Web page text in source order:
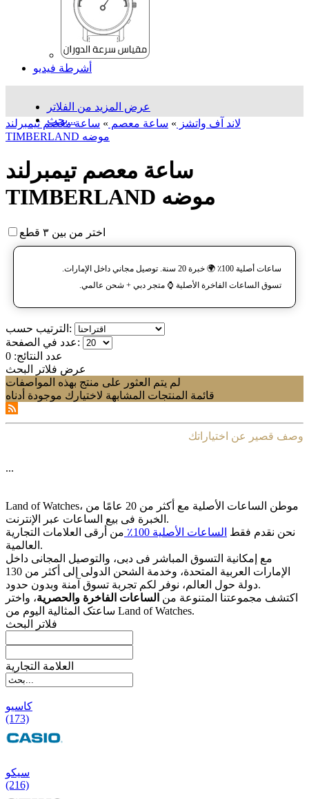
أشرطة فيديو
عرض المزيد من الفلاتر
بحث...
لاند آف واتشز » ساعة معصم » ساعة معصم تیمبرلند
TIMBERLAND موضه
ساعة معصم تیمبرلند
TIMBERLAND موضه
اختر من بين ٣ قطع
ساعات أصلية 100٪ 🌍 خبرة 20 سنة. توصيل مجاني داخل الإمارات.
تسوق الساعات الفاخرة الأصلية ⌚️ متجر دبي + شحن عالمي.
الترتيب حسب:
عدد في الصفحة:
عدد النتائج: 0
عرض فلاتر البحث
لم يتم العثور على منتج بهذه المواصفات
قائمة المنتجات المشابهة لاختيارك موجودة أدناه
وصف قصير عن اختياراتك
...
Land of Watches، موطن الساعات الأصلیة مع أکثر من 20 عامًا من
الخبرة فی بیع الساعات عبر الإنترنت.
نحن نقدم فقط الساعات الأصلیة 100٪
من أرقى العلامات التجاریة
العالمیة.
مع إمکانیة التسوق المباشر فی دبی، والتوصیل المجانی داخل
الإمارات العربیة المتحدة، وخدمة الشحن الدولی إلى أکثر من 130
دولة حول العالم، نوفر لکم تجربة تسوق آمنة وبدون حدود.
اکتشف مجموعتنا المتنوعة من الساعات الفاخرة والحصریة، واختر
ساعتک المثالیة الیوم من Land of Watches.
فلاتر البحث
العلامة التجارية
کاسیو
(173)
سیکو
(216)